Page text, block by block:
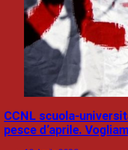
CCNL scuola-
pesce d’aprile.